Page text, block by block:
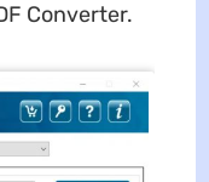
Converter.